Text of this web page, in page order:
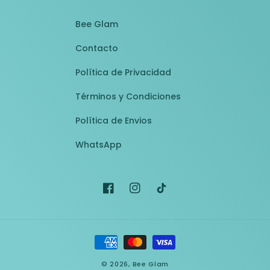
Bee Glam
Contacto
Política de Privacidad
Términos y Condiciones
Política de Envios
WhatsApp
FacebookInstagram
TikTok
Formas
de
© 2026, Bee Glam